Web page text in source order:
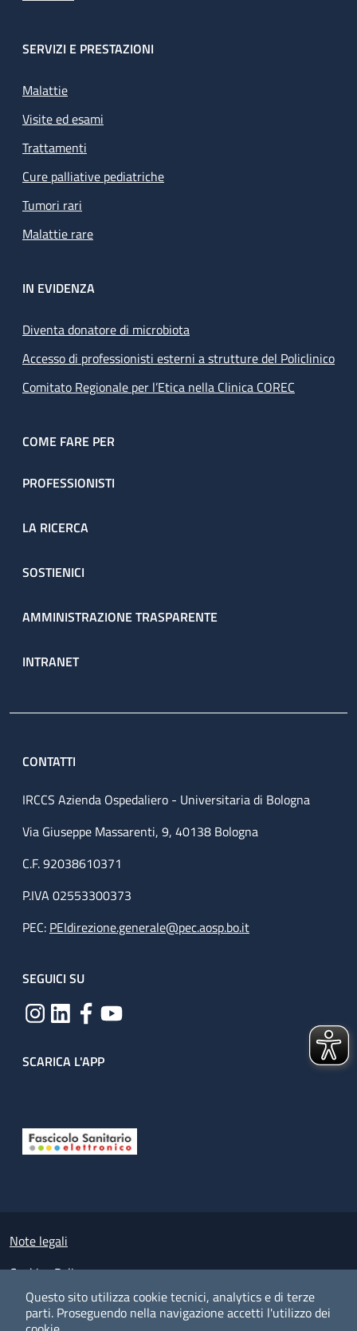
Questo sito utilizza cookie tecnici, analytics e di terze
parti. Proseguendo nella navigazione accetti l'utilizzo dei
SERVIZI E PRESTAZIONI
Malattie
Visite ed esami
Trattamenti
Cure palliative pediatriche
Tumori rari
Malattie rare
IN EVIDENZA
Diventa donatore di microbiota
Accesso di professionisti esterni a strutture del Policlinico
Comitato Regionale per l’Etica nella Clinica COREC
COME FARE PER
PROFESSIONISTI
LA RICERCA
SOSTIENICI
AMMINISTRAZIONE TRASPARENTE
INTRANET
CONTATTI
IRCCS Azienda Ospedaliero - Universitaria di Bologna
Via Giuseppe Massarenti, 9, 40138 Bologna
C.F. 92038610371
P.IVA 02553300373
PEC: PEIdirezione.generale@pec.aosp.bo.it
SEGUICI SU
SCARICA L'APP
Small prints
Note legali
Cookies Policy
Policy privacy e protezione del dato personale